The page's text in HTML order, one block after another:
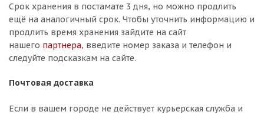
Срок хранения в постамате 3 дня, но можно продлить
ещё на аналогичный срок. Чтобы уточнить информацию и
продлить время хранения зайдите на сайт
нашего партнера, введите номер заказа и телефон и
следуйте подсказкам на сайте.
Почтовая доставка
Если в вашем городе не действует курьерская служба и